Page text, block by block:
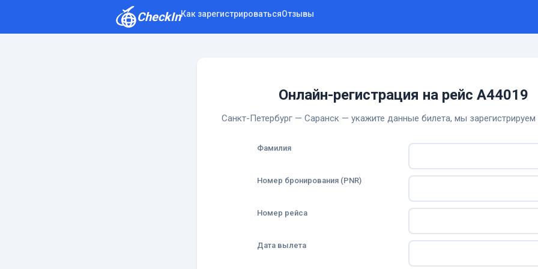
CheckInКак зарегистрироватьсяОтзывы
Онлайн-регистрация на рейс A44019
Санкт-Петербург — Саранск — укажите данные билета, мы зарегистрируем
Фамилия
Номер бронирования (PNR)
Номер рейса
Дата вылета